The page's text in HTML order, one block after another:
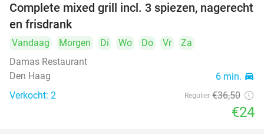
34%
Complete mixed grill incl. 3 spiezen, nagerecht
en frisdrank
Vandaag Morgen Di Wo Do Vr
Za
Damas Restaurant
Den Haag
6 min. directions_car
Verkocht: 2 Regulier €36,50
€24